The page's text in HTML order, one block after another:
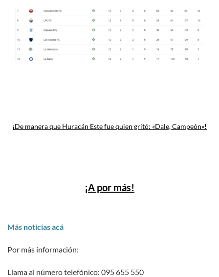
¡De manera que Huracán Este fue quien gritó: «Dale, Campeón»!
¡A por más!
Más noticias acá
Por más información:
Llama al número telefónico: 095 655 550